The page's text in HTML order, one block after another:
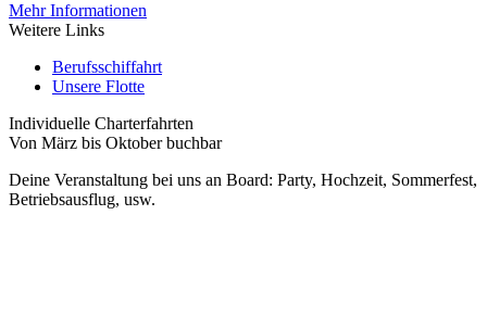
Mehr Informationen
Weitere Links
Berufsschiffahrt
Unsere Flotte
Individuelle Charterfahrten
Von März bis Oktober buchbar
Deine Veranstaltung bei uns an Board: Party, Hochzeit, Sommerfest,
Betriebsausflug, usw.